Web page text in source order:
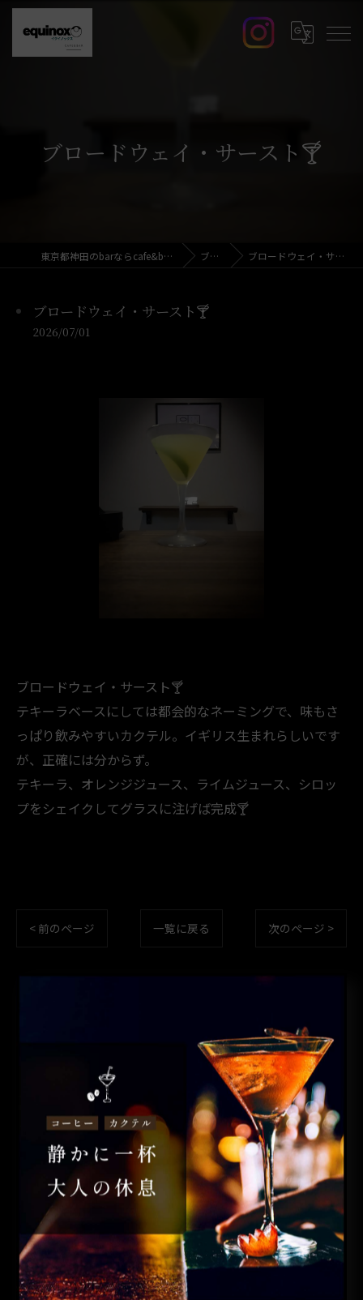
ブロードウェイ・サースト🍸️
東京都神田のbarならcafe&bar equinox ブログ ブロードウェイ・サースト🍸️
ブロードウェイ・サースト🍸️
2026/07/01
ブロードウェイ・サースト🍸️
テキーラベースにしては都会的なネーミングで、味もさ
っぱり飲みやすいカクテル。イギリス生まれらしいです
が、正確には分からず。
テキーラ、オレンジジュース、ライムジュース、シロッ
プをシェイクしてグラスに注げば完成🍸️
< 前のページ 一覧に戻る 次のページ >
全てのカテゴリー
カクテル
昼飲み
ウイスキー
一人飲み
最近の投稿